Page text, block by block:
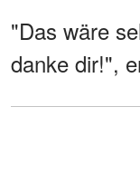
"Das wäre
danke dir!",